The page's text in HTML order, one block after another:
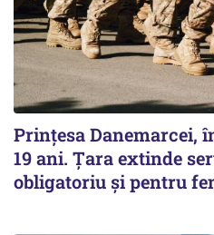
Prințesa Danemarcei,
19 ani. Țara extinde
obligatoriu și pentru